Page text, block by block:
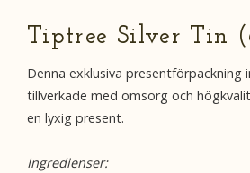
Tiptree Silver Tin
Denna exklusiva
tillverkade med omsorg och
en lyxig present.
Ingredienser: